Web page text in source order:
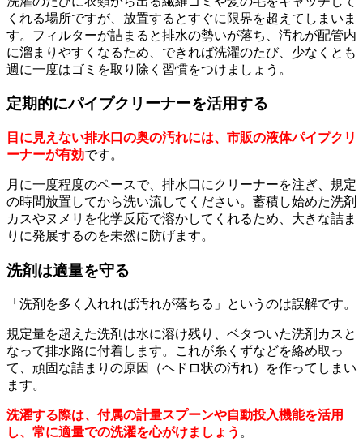
くれる場所ですが、放置するとすぐに限界を超えてしまいま
す。フィルターが詰まると排水の勢いが落ち、汚れが配管内
に溜まりやすくなるため、できれば洗濯のたび、少なくとも
週に一度はゴミを取り除く習慣をつけましょう。
定期的にパイプクリーナーを活用する
目に見えない排水口の奥の汚れには、市販の液体パイプクリ
ーナーが有効です。
月に一度程度のペースで、排水口にクリーナーを注ぎ、規定
の時間放置してから洗い流してください。蓄積し始めた洗剤
カスやヌメリを化学反応で溶かしてくれるため、大きな詰ま
りに発展するのを未然に防げます。
洗剤は適量を守る
「洗剤を多く入れれば汚れが落ちる」というのは誤解です。
規定量を超えた洗剤は水に溶け残り、ベタついた洗剤カスと
なって排水路に付着します。これが糸くずなどを絡め取っ
て、頑固な詰まりの原因（ヘドロ状の汚れ）を作ってしまい
ます。
洗濯する際は、付属の計量スプーンや自動投入機能を活用
し、常に適量での洗濯を心がけましょう 。